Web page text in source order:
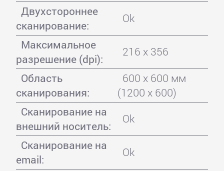
Двухстороннее
сканирование:
Ok
Максимальное
разрешение (dpi):
216 x 356
Область
сканирования:
600 x 600 мм
(1200 x 600)
Сканирование на
внешний носитель:
Ok
Сканирование на
email:
Ok